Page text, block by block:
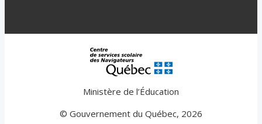
Ministère de l’Éducation
© Gouvernement du Québec, 2026